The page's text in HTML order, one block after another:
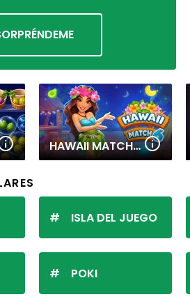
HAWAII MATCH 6
ISLA DEL JUEGO
POKI